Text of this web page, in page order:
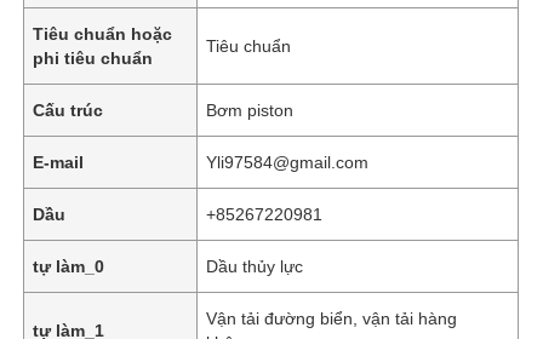
Tiêu chuẩn hoặc
phi tiêu chuẩn
Tiêu chuẩn
Cấu trúc Bơm piston
E-mail Yli97584@gmail.com
Dầu +85267220981
tự làm_0 Dầu thủy lực
tự làm_1
Vận tải đường biển, vận tải hàng